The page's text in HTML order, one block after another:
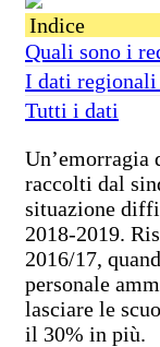
Indice
Quali sono i
I dati
Tutti i dati
Un’emorragia
raccolti dal
situazione
2018-2019.
2016/17,
personale
lasciare le
il 30% in più.